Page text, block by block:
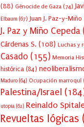
(88) Génocide de Gaza (74)
Elbaum (67) Juan J. Paz-y-
J. Paz y Miño Cepeda
Cárdenas S. (108) Luchas y
Casado (155) Memoria
histórica (84)
Maduro (64) Ocupación marroquí
Palestina/Israel
utopia (62) Reinaldo
Revueltas lógicas